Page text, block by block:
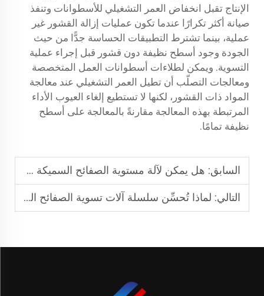
الإنتاج تقبل انخفاض العمر التشغيلي للأسطوانات وتنفذ
صيانة أكثر تكرارًا عندما تكون عمليات إزالة القشور غير
عملية، بينما تشترط التطبيقات الحساسة جدًّا من حيث
الجودة وجود أسطح نظيفة دون قشور قبل إجراء عملية
التسوية. ويمكن لطلاءات أسطوانات العمل المتخصصة
ومعالجات التصلّب أن تطيل العمر التشغيلي عند معالجة
المواد ذات القشور، لكنها لا تستطيع إلغاء العيوب الأداء
المرتبطة بهذه المعالجة مقارنةً بالمعالجة على أسطح
نظيفة تمامًا.
السابق: هل يمكن لآلة مستوية الصفائح السميكة دعم إنتاج الصفائح الثقيلة
التالي: لماذا تُحسِّن سلسلة آلات تسوية الصفائح السميكة كفاءة خط الإنتاج؟